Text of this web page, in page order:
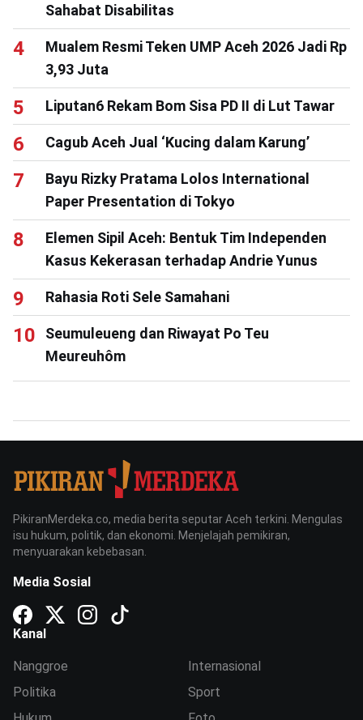
Sahabat Disabilitas
Mualem Resmi Teken UMP Aceh 2026 Jadi Rp
3,93 Juta
Liputan6 Rekam Bom Sisa PD II di Lut Tawar
Cagub Aceh Jual ‘Kucing dalam Karung’
Bayu Rizky Pratama Lolos International
Paper Presentation di Tokyo
Elemen Sipil Aceh: Bentuk Tim Independen
Kasus Kekerasan terhadap Andrie Yunus
Rahasia Roti Sele Samahani
Seumuleueng dan Riwayat Po Teu
Meureuhôm
PikiranMerdeka.co, media berita seputar Aceh terkini. Mengulas
isu hukum, politik, dan ekonomi. Menjelajah pemikiran,
menyuarakan kebebasan.
Media Sosial
Kanal
Nanggroe
Politika
Internasional
Sport